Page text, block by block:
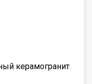
керамогранит